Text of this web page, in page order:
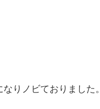
りノビておりました。